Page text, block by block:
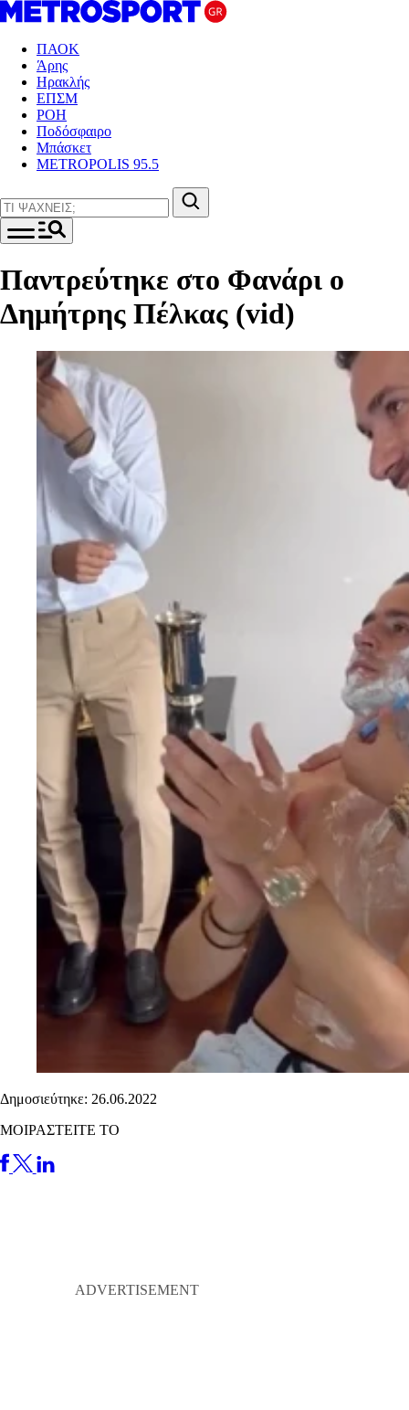
ΠΑΟΚ
Άρης
Ηρακλής
ΕΠΣΜ
ΡΟΗ
Ποδόσφαιρο
Μπάσκετ
METROPOLIS 95.5
Παντρεύτηκε στο Φανάρι ο
Δημήτρης Πέλκας (vid)
Δημοσιεύτηκε: 26.06.2022
ΜΟΙΡΑΣΤΕΙΤΕ ΤΟ